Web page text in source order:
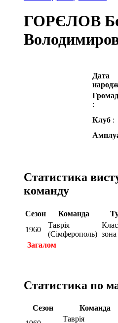
ГОРЄЛОВ
Дата
:
Клуб :
Статистика
команду
Сезон Команда
1960
Таврія
(Сімферополь)
Загалом
Статистика по
Сезон Команда
Таврія